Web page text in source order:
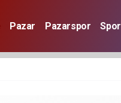
Pazar Pazarspor Spor